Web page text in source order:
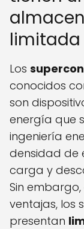
limitada
Los
conocidos
son
energía que
ingeniería
densidad de
carga y
Sin
ventajas, los
presentan